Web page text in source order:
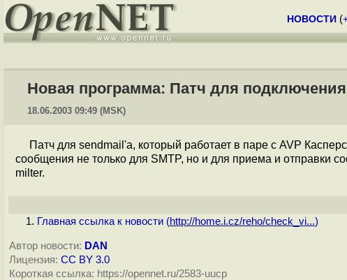
НОВОСТИ (
Новая программа: Патч для
18.06.2003 09:49 (MSK)
Патч для sendmail'а, который работает в паре с AVP
сообщения не только для SMTP, но и для приема и отправки
milter.
Главная ссылка к новости (http://home.i.cz/reho/check_vi...)
Автор новости: DAN
Лицензия: CC BY 3.0
Короткая ссылка: https://opennet.ru/2583-uucp